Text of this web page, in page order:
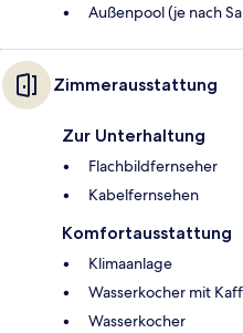
Außenpool (je nach
Zimmerausstattung
Zur Unterhaltung
Flachbildfernseher
Kabelfernsehen
Komfortausstattung
Klimaanlage
Wasserkocher mit
Wasserkocher